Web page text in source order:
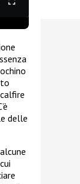
delle